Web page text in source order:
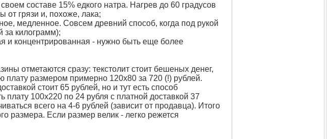
составе 15% едкого натра. Нагрев до 60 градусов
от грязи и, похоже, лака;
медленное. Совсем древний способ, когда под рукой
за килограмм);
и концентрированная - нужно быть еще более
отметаются сразу: текстолит стоит бешеных денег,
плату размером примерно 120x80 за 720 (!) рублей.
стоит 65 рублей, но и тут есть способ
100x220 по 24 рубля с платной доставкой 37
всего на 4-6 рублей (зависит от продавца). Итого
размера. Если размер велик - легко режется